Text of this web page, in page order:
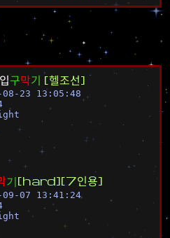
입구막기 [헬조선]
08-23 13:05:48
기[hard][7인용]
09-07 13:41:24